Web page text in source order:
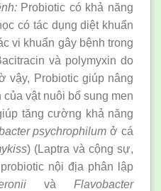
Probiotic có khả năng
có tác dụng diệt khuẩn
vi khuẩn gây bệnh trong
và polymyxin do
vậy, Probiotic giúp nâng
vật nuôi bổ sung men
tăng cường khả năng
psychrophilum ở cá
) (Laptra và cộng sự,
nội địa phân lập
và Flavobacter